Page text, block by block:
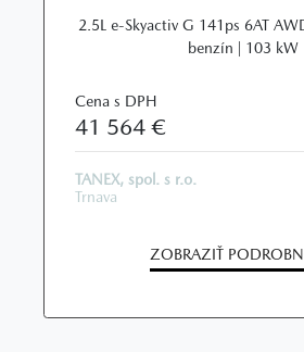
2.5L e‑Skyactiv G 141ps 6AT
benzín | 103 kW
Cena s DPH
41 564 €
TANEX, spol. s r.o.
Trnava
ZOBRAZIŤ